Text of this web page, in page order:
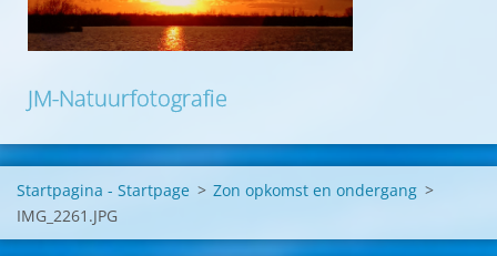
JM-Natuurfotografie
Startpagina - Startpage > Zon opkomst en ondergang >
IMG_2261.JPG